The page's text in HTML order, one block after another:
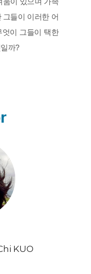
그들이 이러한 어
엇이 그들이 택한
까?​
KUO